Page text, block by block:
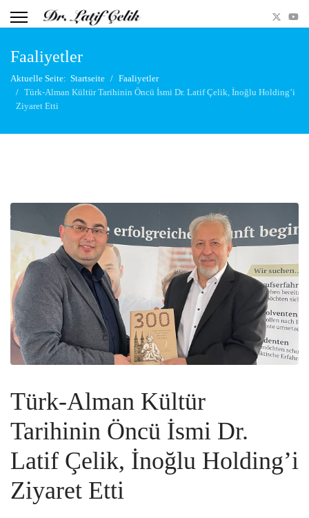
Faaliyetler
Aktuelle Seite: Startseite
Faaliyetler
Türk-Alman Kültür Tarihinin Öncü İsmi Dr. Latif Çelik, İnoğlu Holding’i
Ziyaret Etti
Türk-Alman Kültür
Tarihinin Öncü İsmi Dr.
Latif Çelik, İnoğlu Holding’i
Ziyaret Etti